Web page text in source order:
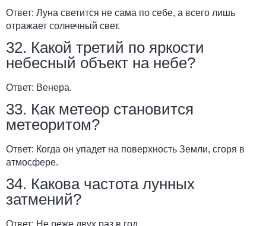
Ответ: Луна светится не сама по себе, а всего лишь
отражает солнечный свет.
32. Какой третий по яркости
небесный объект на небе?
Ответ: Венера.
33. Как метеор становится
метеоритом?
Ответ: Когда он упадет на поверхность Земли, сгоря в
атмосфере.
34. Какова частота лунных
затмений?
Ответ: Не реже двух раз в год.